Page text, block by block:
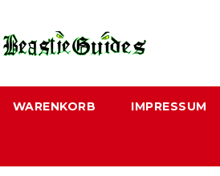
WARENKORB IMPRESSUM